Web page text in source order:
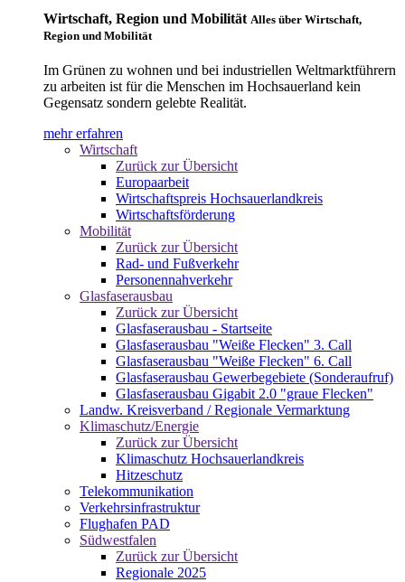
Wirtschaft, Region und Mobilität Alles über Wirtschaft,
Region und Mobilität
Im Grünen zu wohnen und bei industriellen Weltmarktführern
zu arbeiten ist für die Menschen im Hochsauerland kein
Gegensatz sondern gelebte Realität.
mehr erfahren
Wirtschaft
Zurück zur Übersicht
Europaarbeit
Wirtschaftspreis Hochsauerlandkreis
Wirtschaftsförderung
Mobilität
Zurück zur Übersicht
Rad- und Fußverkehr
Personennahverkehr
Glasfaserausbau
Zurück zur Übersicht
Glasfaserausbau - Startseite
Glasfaserausbau "Weiße Flecken" 3. Call
Glasfaserausbau "Weiße Flecken" 6. Call
Glasfaserausbau Gewerbegebiete (Sonderaufruf)
Glasfaserausbau Gigabit 2.0 "graue Flecken"
Landw. Kreisverband / Regionale Vermarktung
Klimaschutz/Energie
Zurück zur Übersicht
Klimaschutz Hochsauerlandkreis
Hitzeschutz
Telekommunikation
Verkehrsinfrastruktur
Flughafen PAD
Südwestfalen
Zurück zur Übersicht
Regionale 2025